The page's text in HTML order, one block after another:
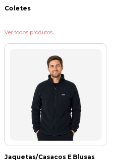
Coletes
Ver todos produtos
Jaquetas/Casacos E Blusas